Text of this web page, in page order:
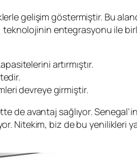
gelişim göstermiştir. Bu
teknolojinin entegrasyonu ile
artırmıştır.
devreye girmiştir.
de avantaj sağlıyor. Senegal’in
Nitekim, biz de bu yenilikleri